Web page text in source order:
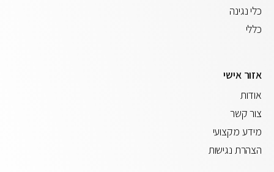
כלי נגינה
כללי
אזור אישי
אודות
צור קשר
מידע מקצועי
הצהרת נגישות